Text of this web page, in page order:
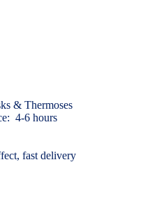
& Thermoses
4-6 hours
fast delivery